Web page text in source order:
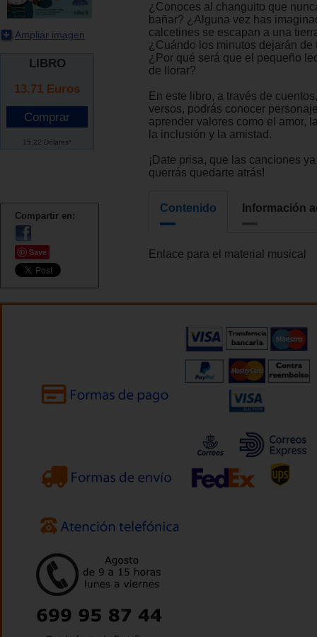
Ampliar imagen
LIBRO
13.71 Euros
15.22 Dólares*
Compartir en:
Save
¿Conoces al changuito que
bañar? ¿Alguna vez has
calcetines se escapan a una
¿Cuándo los minutos dejarán de
¿Por qué será que el pequeño
de llorar?
En este libro, a través de
versos, podrás conocer
aprender valores como el amor,
la inclusión y la amistad.
¡Date prisa, que las canciones
querrás quedarte atrás!
Contenido Información
Enlace para el material musical